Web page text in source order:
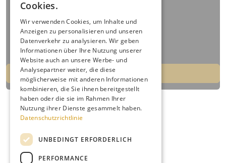
Cookies.
Wir verwenden Cookies, um Inhalte und
Anzeigen zu personalisieren und unseren
Datenverkehr zu analysieren. Wir geben
Informationen über Ihre Nutzung unserer
Website auch an unsere Werbe- und
Analysepartner weiter, die diese
möglicherweise mit anderen Informationen
kombinieren, die Sie ihnen bereitgestellt
haben oder die sie im Rahmen Ihrer
Nutzung ihrer Dienste gesammelt haben.
Datenschutzrichtlinie
UNBEDINGT ERFORDERLICH
PERFORMANCE